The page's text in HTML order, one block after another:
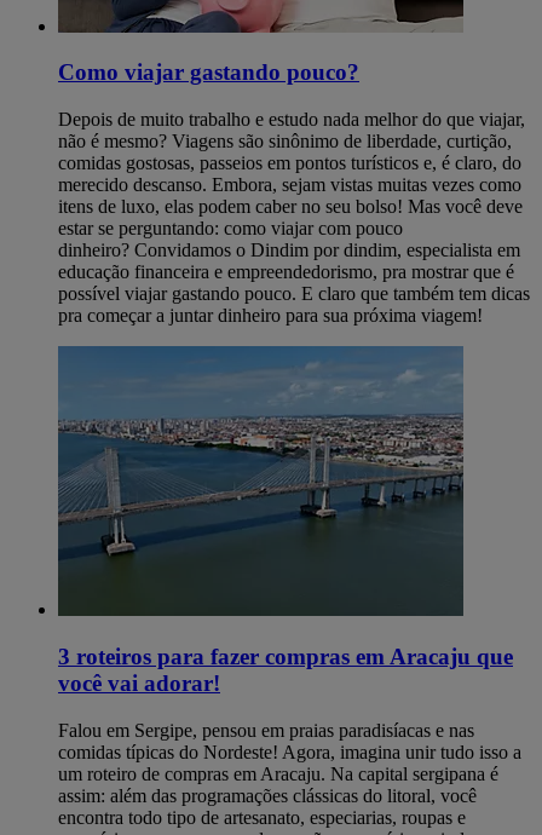
Como viajar gastando pouco?
Depois de muito trabalho e estudo nada melhor do que viajar,
não é mesmo? Viagens são sinônimo de liberdade, curtição,
comidas gostosas, passeios em pontos turísticos e, é claro, do
merecido descanso. Embora, sejam vistas muitas vezes como
itens de luxo, elas podem caber no seu bolso! Mas você deve
estar se perguntando: como viajar com pouco
dinheiro? Convidamos o Dindim por dindim, especialista em
educação financeira e empreendedorismo, pra mostrar que é
possível viajar gastando pouco. E claro que também tem dicas
pra começar a juntar dinheiro para sua próxima viagem!
3 roteiros para fazer compras em Aracaju que
você vai adorar!
Falou em Sergipe, pensou em praias paradisíacas e nas
comidas típicas do Nordeste! Agora, imagina unir tudo isso a
um roteiro de compras em Aracaju. Na capital sergipana é
assim: além das programações clássicas do litoral, você
encontra todo tipo de artesanato, especiarias, roupas e